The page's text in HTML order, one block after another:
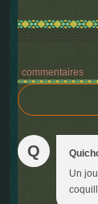
commentaires
Q
Un